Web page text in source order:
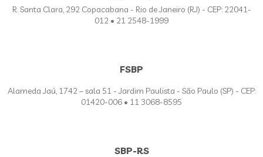
R. Santa Clara, 292 Copacabana - Rio de Janeiro (RJ) - CEP: 22041-
012 • 21 2548-1999
FSBP
Alameda Jaú, 1742 – sala 51 - Jardim Paulista - São Paulo (SP) - CEP:
01420-006 • 11 3068-8595
SBP-RS